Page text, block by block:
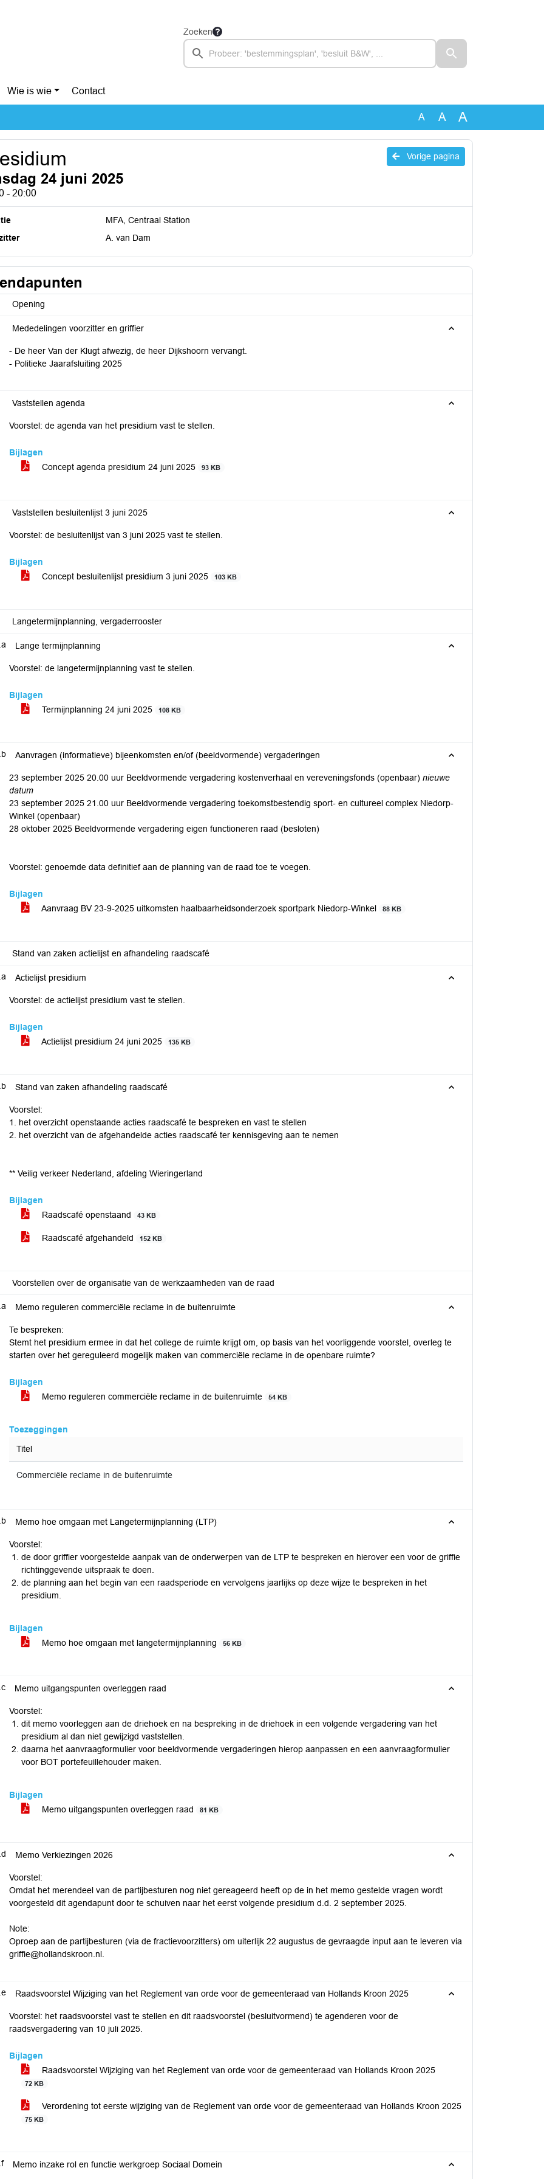
Zoeken
Wie is wie Contact
A A A
Vorige pagina
24 juni 2025
- 20:00
MFA, Centraal Station
A. van Dam
Opening
Mededelingen voorzitter en griffier
- De heer Van der Klugt afwezig, de heer Dijkshoorn vervangt.
- Politieke Jaarafsluiting 2025
Vaststellen agenda
Voorstel: de agenda van het presidium vast te stellen.
Bijlagen
Concept agenda presidium 24 juni 2025
93 KB
Vaststellen besluitenlijst 3 juni 2025
Voorstel: de besluitenlijst van 3 juni 2025 vast te stellen.
Bijlagen
Concept besluitenlijst presidium 3 juni 2025
103 KB
Langetermijnplanning, vergaderrooster
Lange termijnplanning
Voorstel: de langetermijnplanning vast te stellen.
Bijlagen
Termijnplanning 24 juni 2025
108 KB
Aanvragen (informatieve) bijeenkomsten en/of (beeldvormende) vergaderingen
23 september 2025 20.00 uur Beeldvormende vergadering kostenverhaal en vereveningsfonds (openbaar) nieuwe
datum
23 september 2025 21.00 uur Beeldvormende vergadering toekomstbestendig sport- en cultureel complex Niedorp-
Winkel (openbaar)
28 oktober 2025 Beeldvormende vergadering eigen functioneren raad (besloten)
Voorstel: genoemde data definitief aan de planning van de raad toe te voegen.
Bijlagen
Aanvraag BV 23-9-2025 uitkomsten haalbaarheidsonderzoek sportpark Niedorp-Winkel
88 KB
Stand van zaken actielijst en afhandeling raadscafé
Actielijst presidium
Voorstel: de actielijst presidium vast te stellen.
Bijlagen
Actielijst presidium 24 juni 2025
135 KB
Stand van zaken afhandeling raadscafé
Voorstel:
1. het overzicht openstaande acties raadscafé te bespreken en vast te stellen
2. het overzicht van de afgehandelde acties raadscafé ter kennisgeving aan te nemen
** Veilig verkeer Nederland, afdeling Wieringerland
Bijlagen
Raadscafé openstaand
43 KB
Raadscafé afgehandeld 152 KB
Voorstellen over de organisatie van de werkzaamheden van de raad
Memo reguleren commerciële reclame in de buitenruimte
Te bespreken:
Stemt het presidium ermee in dat het college de ruimte krijgt om, op basis van het voorliggende voorstel, overleg te
starten over het gereguleerd mogelijk maken van commerciële reclame in de openbare ruimte?
Bijlagen
Memo reguleren commerciële reclame in de buitenruimte
54 KB
Toezeggingen
Titel
Commerciële reclame in de buitenruimte
Memo hoe omgaan met Langetermijnplanning (LTP)
Voorstel:
de door griffier voorgestelde aanpak van de onderwerpen van de LTP te bespreken en hierover een voor de griffie
richtinggevende uitspraak te doen.
de planning aan het begin van een raadsperiode en vervolgens jaarlijks op deze wijze te bespreken in het
presidium.
Bijlagen
Memo hoe omgaan met langetermijnplanning
56 KB
Memo uitgangspunten overleggen raad
Voorstel:
dit memo voorleggen aan de driehoek en na bespreking in de driehoek in een volgende vergadering van het
presidium al dan niet gewijzigd vaststellen.
daarna het aanvraagformulier voor beeldvormende vergaderingen hierop aanpassen en een aanvraagformulier
voor BOT portefeuillehouder maken.
Bijlagen
Memo uitgangspunten overleggen raad
81 KB
Memo Verkiezingen 2026
Voorstel:
Omdat het merendeel van de partijbesturen nog niet gereageerd heeft op de in het memo gestelde vragen wordt
voorgesteld dit agendapunt door te schuiven naar het eerst volgende presidium d.d. 2 september 2025.
Note:
Oproep aan de partijbesturen (via de fractievoorzitters) om uiterlijk 22 augustus de gevraagde input aan te leveren via
griffie@hollandskroon.nl.
Raadsvoorstel Wijziging van het Reglement van orde voor de gemeenteraad van Hollands Kroon 2025
Voorstel: het raadsvoorstel vast te stellen en dit raadsvoorstel (besluitvormend) te agenderen voor de
raadsvergadering van 10 juli 2025.
Bijlagen
Raadsvoorstel Wijziging van het Reglement van orde voor de gemeenteraad van Hollands Kroon 2025
72 KB
Verordening tot eerste wijziging van de Reglement van orde voor de gemeenteraad van Hollands Kroon 2025
75 KB
Memo inzake rol en functie werkgroep Sociaal Domein